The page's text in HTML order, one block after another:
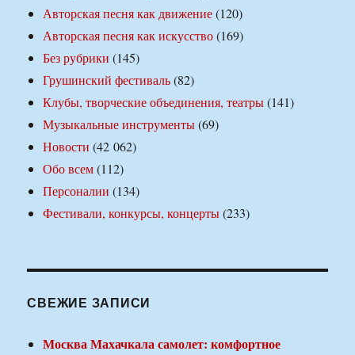
Авторская песня как движение(120)
Авторская песня как искусство(169)
Без рубрики (145)
Грушинский фестиваль(82)
Клубы, творческие объединения, театры(141)
Музыкальные инструменты(69)
Новости (42 062)
Обо всем(112)
Персоналии (134)
Фестивали, конкурсы, концерты(233)
СВЕЖИЕ ЗАПИСИ
Москва Махачкала самолет: комфортное